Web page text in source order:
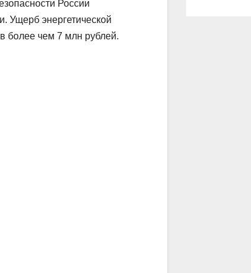
России
Ущерб энергетической
более чем 7 млн рублей.